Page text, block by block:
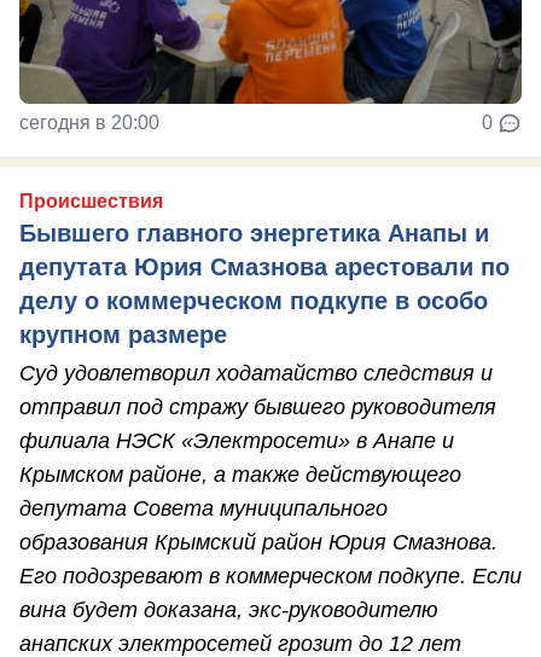
сегодня в 20:00 0
Происшествия
Бывшего главного энергетика Анапы и
депутата Юрия Смазнова арестовали по
делу о коммерческом подкупе в особо
крупном размере
Суд удовлетворил ходатайство следствия и
отправил под стражу бывшего руководителя
филиала НЭСК «Электросети» в Анапе и
Крымском районе, а также действующего
депутата Совета муниципального
образования Крымский район Юрия Смазнова.
Его подозревают в коммерческом подкупе. Если
вина будет доказана, экс-руководителю
анапских электросетей грозит до 12 лет